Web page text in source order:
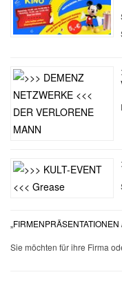
Sie möchten für ihre Firma